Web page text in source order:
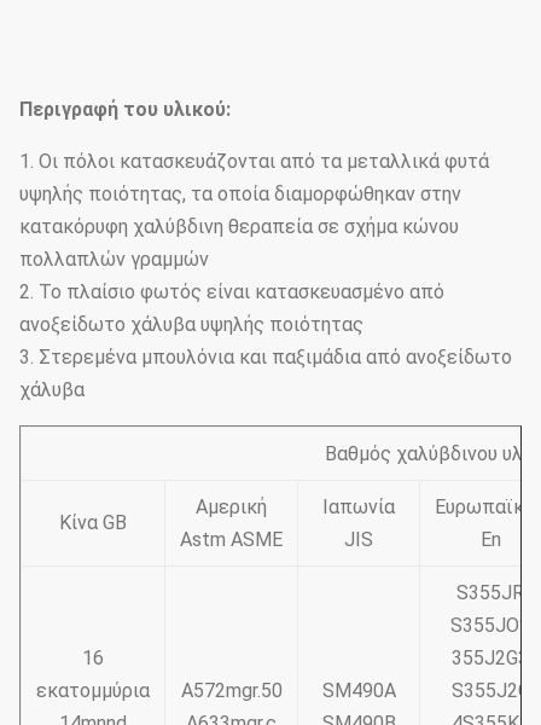
Περιγραφή του υλικού:
1. Οι πόλοι κατασκευάζονται από τα μεταλλικά φυτά
υψηλής ποιότητας, τα οποία διαμορφώθηκαν στην
κατακόρυφη χαλύβδινη θεραπεία σε σχήμα κώνου
πολλαπλών γραμμών
2. Το πλαίσιο φωτός είναι κατασκευασμένο από
ανοξείδωτο χάλυβα υψηλής ποιότητας
3. Στερεμένα μπουλόνια και παξιμάδια από ανοξείδωτο
χάλυβα
Βαθμός χαλύβδινου
Κίνα GB
Αμερική
Astm ASME
Ιαπωνία
JIS
En
16
εκατομμύρια
A572mgr.50
SM490A
S355JR
S355JOS
355J2G3
S355J2G